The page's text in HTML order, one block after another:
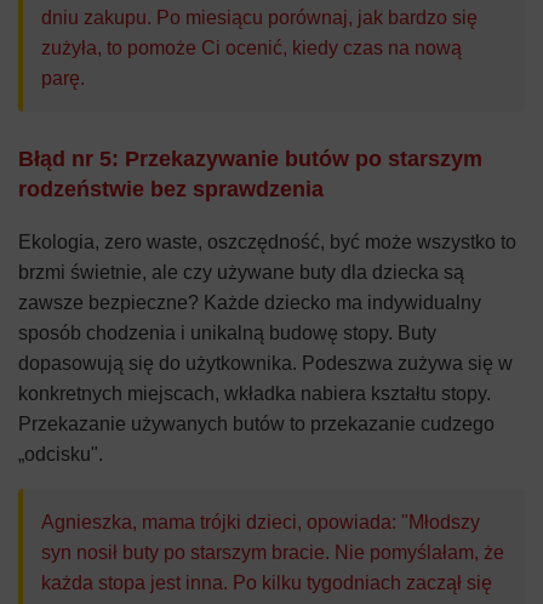
dniu zakupu. Po miesiącu porównaj, jak bardzo się
zużyła, to pomoże Ci ocenić, kiedy czas na nową
parę.
Błąd nr 5: Przekazywanie butów po starszym
rodzeństwie bez sprawdzenia
Ekologia, zero waste, oszczędność, być może wszystko to
brzmi świetnie, ale czy używane buty dla dziecka są
zawsze bezpieczne? Każde dziecko ma indywidualny
sposób chodzenia i unikalną budowę stopy. Buty
dopasowują się do użytkownika. Podeszwa zużywa się w
konkretnych miejscach, wkładka nabiera kształtu stopy.
Przekazanie używanych butów to przekazanie cudzego
„odcisku".
Agnieszka, mama trójki dzieci, opowiada: "Młodszy
syn nosił buty po starszym bracie. Nie pomyślałam, że
każda stopa jest inna. Po kilku tygodniach zaczął się